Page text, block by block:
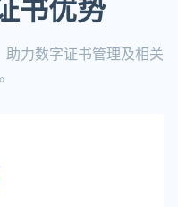
书优势
力数字证书管理及相关